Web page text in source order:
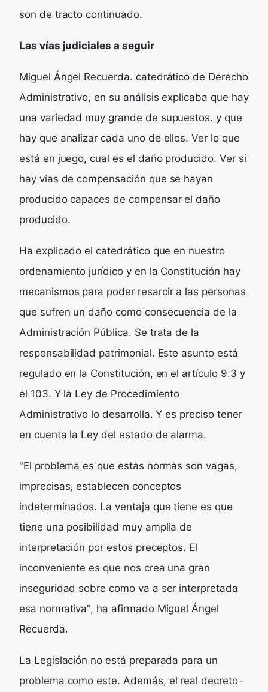
son de tracto continuado.
Las vías judiciales a seguir
Miguel Ángel Recuerda. catedrático de Derecho
Administrativo, en su análisis explicaba que hay
una variedad muy grande de supuestos. y que
hay que analizar cada uno de ellos. Ver lo que
está en juego, cual es el daño producido. Ver si
hay vías de compensación que se hayan
producido capaces de compensar el daño
producido.
Ha explicado el catedrático que en nuestro
ordenamiento jurídico y en la Constitución hay
mecanismos para poder resarcir a las personas
que sufren un daño como consecuencia de la
Administración Pública. Se trata de la
responsabilidad patrimonial. Este asunto está
regulado en la Constitución, en el artículo 9.3 y
el 103. Y la Ley de Procedimiento
Administrativo lo desarrolla. Y es preciso tener
en cuenta la Ley del estado de alarma.
"El problema es que estas normas son vagas,
imprecisas, establecen conceptos
indeterminados. La ventaja que tiene es que
tiene una posibilidad muy amplia de
interpretación por estos preceptos. El
inconveniente es que nos crea una gran
inseguridad sobre como va a ser interpretada
esa normativa", ha afirmado Miguel Ángel
Recuerda.
La Legislación no está preparada para un
problema como este. Además, el real decreto-